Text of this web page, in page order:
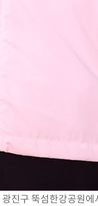
진구 뚝섬한강공원